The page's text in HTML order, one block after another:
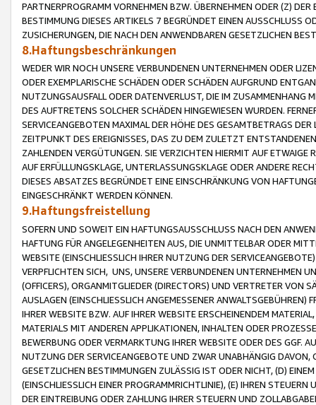
PARTNERPROGRAMM VORNEHMEN BZW. ÜBERNEHMEN ODER (Z)
BESTIMMUNG DIESES ARTIKELS 7 BEGRÜNDET EINEN AUSSCHLUSS
ZUSICHERUNGEN, DIE NACH DEN ANWENDBAREN GESETZLICHEN
8.Haftungsbeschränkungen
WEDER WIR NOCH UNSERE VERBUNDENEN UNTERNEHMEN ODER
ODER EXEMPLARISCHE SCHÄDEN ODER SCHÄDEN AUFGRUND
NUTZUNGSAUSFALL ODER DATENVERLUST, DIE IM ZUSAMMENHANG
DES AUFTRETENS SOLCHER SCHÄDEN HINGEWIESEN WURDEN.
SERVICEANGEBOTEN MAXIMAL DER HÖHE DES GESAMTBETRAGS
ZEITPUNKT DES EREIGNISSES, DAS ZU DEM ZULETZT
ZAHLENDEN VERGÜTUNGEN. SIE VERZICHTEN HIERMIT AUF
AUF ERFÜLLUNGSKLAGE, UNTERLASSUNGSKLAGE ODER ANDERE
DIESES ABSATZES BEGRÜNDET EINE EINSCHRÄNKUNG VON
EINGESCHRÄNKT WERDEN KÖNNEN.
9.Haftungsfreistellung
SOFERN UND SOWEIT EIN HAFTUNGSAUSSCHLUSS NACH DEN
HAFTUNG FÜR ANGELEGENHEITEN AUS, DIE UNMITTELBAR ODER
WEBSITE (EINSCHLIESSLICH IHRER NUTZUNG DER
VERPFLICHTEN SICH, UNS, UNSERE VERBUNDENEN UNTERNEHMEN
(OFFICERS), ORGANMITGLIEDER (DIRECTORS) UND VERTRETER VON
AUSLAGEN (EINSCHLIESSLICH ANGEMESSENER
IHRER WEBSITE BZW. AUF IHRER WEBSITE ERSCHEINENDEM
MATERIALS MIT ANDEREN APPLIKATIONEN, INHALTEN ODER
BEWERBUNG ODER VERMARKTUNG IHRER WEBSITE ODER DES GGF.
NUTZUNG DER SERVICEANGEBOTE UND ZWAR UNABHÄNGIG
GESETZLICHEN BESTIMMUNGEN ZULÄSSIG IST ODER NICHT, (D)
(EINSCHLIESSLICH EINER PROGRAMMRICHTLINIE), (E) IHREN
DER EINTREIBUNG ODER ZAHLUNG IHRER STEUERN UND